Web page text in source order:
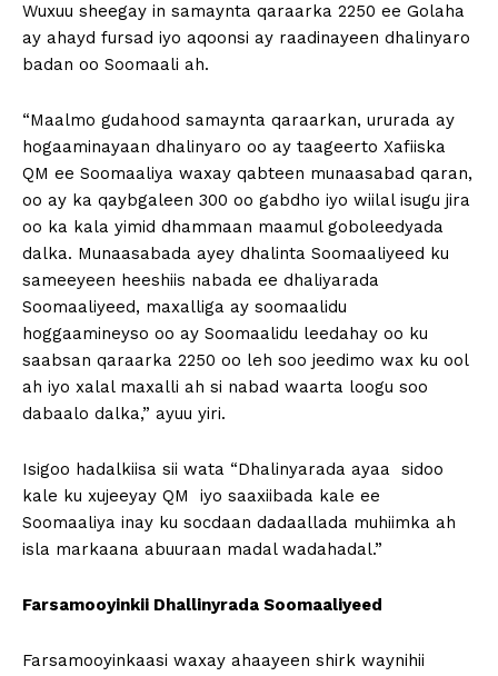
Wuxuu sheegay in samaynta qaraarka 2250 ee Golaha
ay ahayd fursad iyo aqoonsi ay raadinayeen dhalinyaro
badan oo Soomaali ah.
“Maalmo gudahood samaynta qaraarkan, ururada ay
hogaaminayaan dhalinyaro oo ay taageerto Xafiiska
QM ee Soomaaliya waxay qabteen munaasabad qaran,
oo ay ka qaybgaleen 300 oo gabdho iyo wiilal isugu jira
oo ka kala yimid dhammaan maamul goboleedyada
dalka. Munaasabada ayey dhalinta Soomaaliyeed ku
sameeyeen heeshiis nabada ee dhaliyarada
Soomaaliyeed, maxalliga ay soomaalidu
hoggaamineyso oo ay Soomaalidu leedahay oo ku
saabsan qaraarka 2250 oo leh soo jeedimo wax ku ool
ah iyo xalal maxalli ah si nabad waarta loogu soo
dabaalo dalka,” ayuu yiri.
Isigoo hadalkiisa sii wata “Dhalinyarada ayaa sidoo
kale ku xujeeyay QM iyo saaxiibada kale ee
Soomaaliya inay ku socdaan dadaallada muhiimka ah
isla markaana abuuraan madal wadahadal.”
Farsamooyinkii Dhallinyrada Soomaaliyeed
Farsamooyinkaasi waxay ahaayeen shirk waynihii